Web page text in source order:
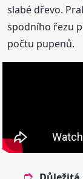
slabé dřevo.
spodního řezu
počtu pupenů.